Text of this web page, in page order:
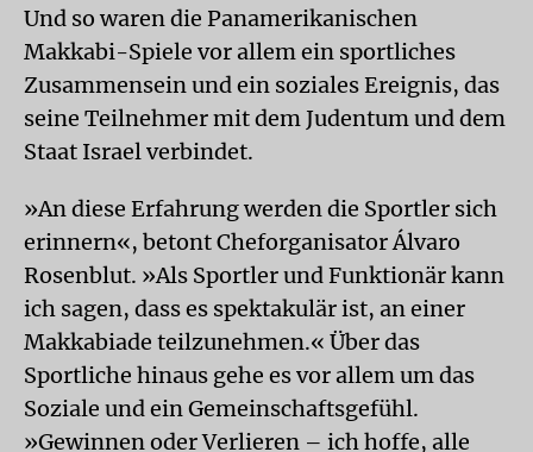
Und so waren die Panamerikanischen
Makkabi-Spiele vor allem ein sportliches
Zusammensein und ein soziales Ereignis, das
seine Teilnehmer mit dem Judentum und dem
Staat Israel verbindet.
»An diese Erfahrung werden die Sportler sich
erinnern«, betont Cheforganisator Álvaro
Rosenblut. »Als Sportler und Funktionär kann
ich sagen, dass es spektakulär ist, an einer
Makkabiade teilzunehmen.« Über das
Sportliche hinaus gehe es vor allem um das
Soziale und ein Gemeinschaftsgefühl.
»Gewinnen oder Verlieren – ich hoffe, alle